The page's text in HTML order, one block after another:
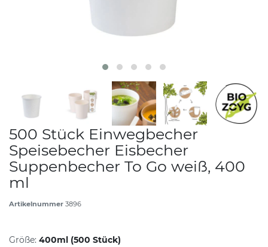
500 Stück Einwegbecher
Speisebecher Eisbecher
Suppenbecher To Go weiß, 400
ml
Artikelnummer 3896
Größe: 400ml (500 Stück)